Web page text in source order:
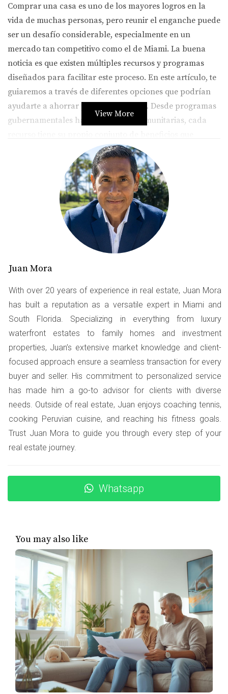
Comprar una casa es uno de los mayores logros en la
vida de muchas personas, pero reunir el enganche puede
ser un desafío considerable, especialmente en un
mercado tan competitivo como el de Miami. La buena
noticia es que existen múltiples recursos y programas
diseñados para facilitar este proceso. En este artículo, te
guiaremos a través de diferentes opciones que podrían
ayudarte a ahorrar para tu enganche. Desde programas
gubernamentales hasta iniciativas comunitarias, cada
pueden adaptarse a tus necesidades.
Programas Gubernamentales
Los programas gubernamentales son una excelente
opción para quienes buscan apoyo financiero en la
compra de su primera vivienda. Estos programas ofrecen
diversas formas de asistencia, desde hipotecas asequibles
hasta subsidios directos.
Hipotecas Asequibles
Una opción popular es el programa de Hipotecas
Asequibles del estado de Florida. Este programa está
diseñado para ayudar a los compradores de vivienda
por primera vez a obtener préstamos hipotecarios con
tasas de interés competitivas y requisitos de enganche
más bajos. Por ejemplo, algunos prestatarios pueden
calificar para un préstamo con un enganche tan bajo
como el 3%. Esto puede hacer una gran diferencia en tu
capacidad para comprar una casa en Miami.
Subsidios y Ayudas Financieras
Además de las hipotecas asequibles, hay subsidios
criterios. El programa Florida Assist ofrece asistencia
financiera que puede ser utilizada para cubrir parte del
enganche y los costos de cierre. Este tipo de ayuda puede
Bancos y Instituciones Financieras
Los bancos también juegan un papel fundamental en el
proceso de compra de vivienda. Muchos ofrecen
productos específicos para compradores primerizos que
pueden incluir tasas preferenciales y condiciones más
flexibles. Un caso notable es el programa "First Time
Homebuyer" del Bank of America, que no solo
proporciona asesoría financiera sino también acceso a
fondos especiales destinados a ayudar con el enganche.
Al trabajar con un banco local, puedes beneficiarte de su
View More
Juan Mora
With over 20 years of experience in real estate, Juan Mora
has built a reputation as a versatile expert in Miami and
South Florida. Specializing in everything from luxury
waterfront estates to family homes and investment
properties, Juan’s extensive market knowledge and client-
focused approach ensure a seamless transaction for every
buyer and seller. His commitment to personalized service
has made him a go-to advisor for clients with diverse
needs. Outside of real estate, Juan enjoys coaching tennis,
cooking Peruvian cuisine, and reaching his fitness goals.
Trust Juan Mora to guide you through every step of your
real estate journey.
Whatsapp
You may also like